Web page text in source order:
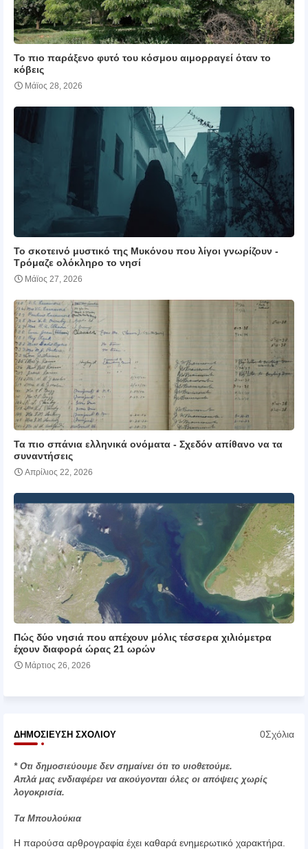
Το πιο παράξενο φυτό του κόσμου αιμορραγεί όταν το
κόβεις
Μάϊος 28, 2026
Το σκοτεινό μυστικό της Μυκόνου που λίγοι γνωρίζουν ‑
Τρόμαζε ολόκληρο το νησί
Μάϊος 27, 2026
Τα πιο σπάνια ελληνικά ονόματα ‑ Σχεδόν απίθανο να τα
συναντήσεις
Απρίλιος 22, 2026
Πώς δύο νησιά που απέχουν μόλις τέσσερα χιλιόμετρα
έχουν διαφορά ώρας 21 ωρών
Μάρτιος 26, 2026
ΔΗΜΟΣΊΕΥΣΗ ΣΧΟΛΊΟΥ 0Σχόλια
* Οτι δημοσιεύουμε δεν σημαίνει ότι το υιοθετούμε.
Απλά μας ενδιαφέρει να ακούγονται όλες οι απόψεις χωρίς
λογοκρισία.
Τα Μπουλούκια
Η παρούσα αρθρογραφία έχει καθαρά ενημερωτικό χαρακτήρα.